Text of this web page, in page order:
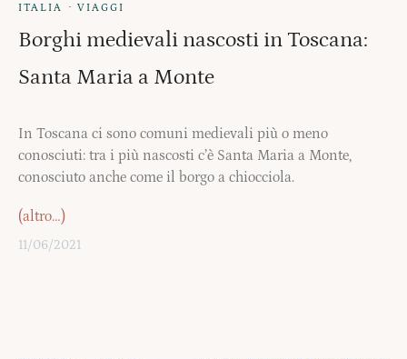
ITALIA · VIAGGI
Borghi medievali nascosti in Toscana:
Santa Maria a Monte
In Toscana ci sono comuni medievali più o meno
conosciuti: tra i più nascosti c’è Santa Maria a Monte,
conosciuto anche come il borgo a chiocciola.
(altro…)
11/06/2021